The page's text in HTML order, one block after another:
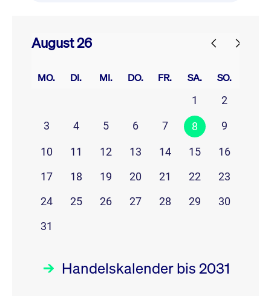
August 26
MO. DI. MI. DO. FR. SA. SO.
1
2
3
4 5 6 7 8 9
10 11 12 13 14 15
16
17
18 19 20 21 22
23
24
25 26 27 28 29
30
31
Handelskalender bis 2031